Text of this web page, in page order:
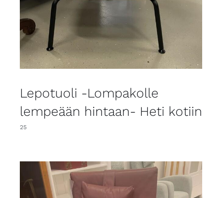
Lepotuoli -Lompakolle
lempeään hintaan- Heti kotiin
25